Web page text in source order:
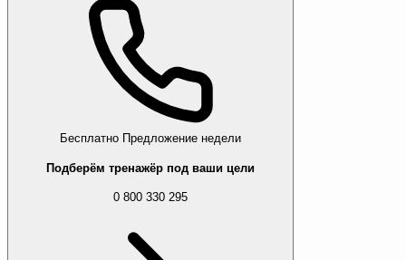
Бесплатно Предложение недели
Подберём тренажёр под ваши цели
0 800 330 295